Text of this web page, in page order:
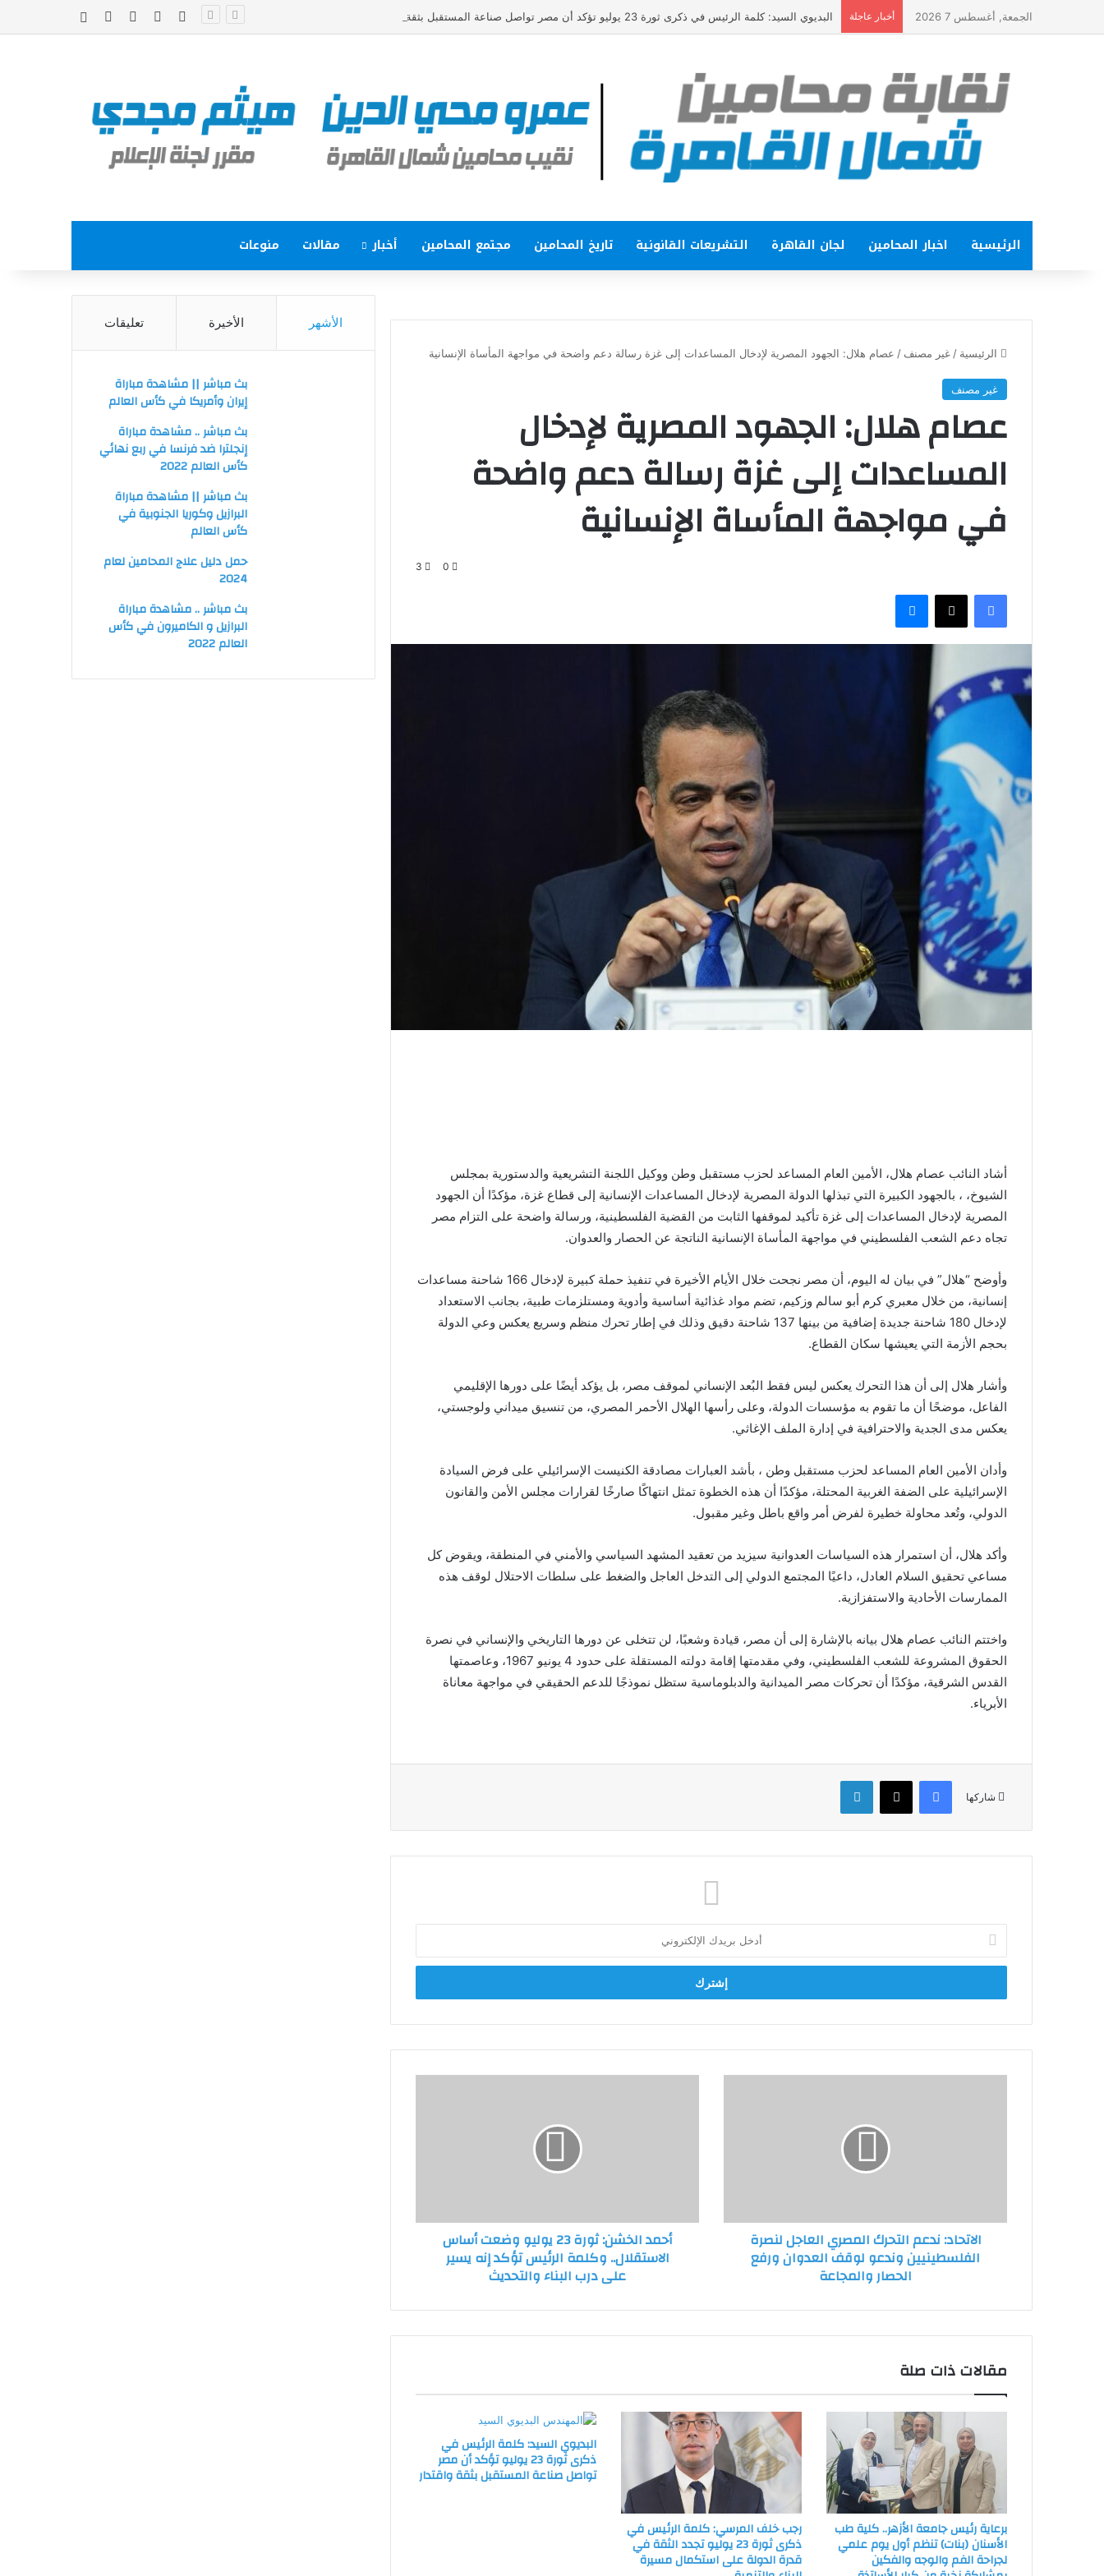
الجمعة, أغسطس 7 2026 أخبار عاجلة البديوي السيد: كلمة الرئيس في ذكرى ثورة 23 يوليو تؤكد أن مصر تواصل صناعة المستقبل بثقة واقتدار فيسبوك ‫YouTubeانستقرام
الرئيسية اخبار المحامين لجان القاهرة التشريعات القانونية تاريخ المحامين مجتمع المحامين أخبار مقالات منوعات
الرئيسية / غير مصنف / عصام هلال: الجهود المصرية لإدخال المساعدات إلى غزة رسالة دعم واضحة في مواجهة المأساة الإنسانية
غير مصنف
عصام هلال: الجهود المصرية لإدخال
المساعدات إلى غزة رسالة دعم واضحة
في مواجهة المأساة الإنسانية
0
3
فيسبوك ‫X ماسنجر
أشاد النائب عصام هلال، الأمين العام المساعد لحزب مستقبل وطن ووكيل اللجنة التشريعية والدستورية بمجلس
الشيوخ، ، بالجهود الكبيرة التي تبذلها الدولة المصرية لإدخال المساعدات الإنسانية إلى قطاع غزة، مؤكدًا أن الجهود
المصرية لإدخال المساعدات إلى غزة تأكيد لموقفها الثابت من القضية الفلسطينية، ورسالة واضحة على التزام مصر
تجاه دعم الشعب الفلسطيني في مواجهة المأساة الإنسانية الناتجة عن الحصار والعدوان.
وأوضح “هلال” في بيان له اليوم، أن مصر نجحت خلال الأيام الأخيرة في تنفيذ حملة كبيرة لإدخال 166 شاحنة مساعدات
إنسانية، من خلال معبري كرم أبو سالم وزكيم، تضم مواد غذائية أساسية وأدوية ومستلزمات طبية، بجانب الاستعداد
لإدخال 180 شاحنة جديدة إضافية من بينها 137 شاحنة دقيق وذلك في إطار تحرك منظم وسريع يعكس وعي الدولة
بحجم الأزمة التي يعيشها سكان القطاع.
وأشار هلال إلى أن هذا التحرك يعكس ليس فقط البُعد الإنساني لموقف مصر، بل يؤكد أيضًا على دورها الإقليمي
الفاعل، موضحًا أن ما تقوم به مؤسسات الدولة، وعلى رأسها الهلال الأحمر المصري، من تنسيق ميداني ولوجستي،
يعكس مدى الجدية والاحترافية في إدارة الملف الإغاثي.
وأدان الأمين العام المساعد لحزب مستقبل وطن ، بأشد العبارات مصادقة الكنيست الإسرائيلي على فرض السيادة
الإسرائيلية على الضفة الغربية المحتلة، مؤكدًا أن هذه الخطوة تمثل انتهاكًا صارخًا لقرارات مجلس الأمن والقانون
الدولي، وتُعد محاولة خطيرة لفرض أمر واقع باطل وغير مقبول.
وأكد هلال، أن استمرار هذه السياسات العدوانية سيزيد من تعقيد المشهد السياسي والأمني في المنطقة، ويقوض كل
مساعي تحقيق السلام العادل، داعيًا المجتمع الدولي إلى التدخل العاجل والضغط على سلطات الاحتلال لوقف هذه
الممارسات الأحادية والاستفزازية.
واختتم النائب عصام هلال بيانه بالإشارة إلى أن مصر، قيادة وشعبًا، لن تتخلى عن دورها التاريخي والإنساني في نصرة
الحقوق المشروعة للشعب الفلسطيني، وفي مقدمتها إقامة دولته المستقلة على حدود 4 يونيو 1967، وعاصمتها
القدس الشرقية، مؤكدًا أن تحركات مصر الميدانية والدبلوماسية ستظل نموذجًا للدعم الحقيقي في مواجهة معاناة
الأبرياء.
شاركها
فيسبوك ‫X لينكدإن
بريدك
الإلكتروني
لوقف
العدوانالاتحاد: ندعم التحرك المصري العاجل لنصرة
الفلسطينيين وندعو لوقف العدوان ورفع
الحصار والمجاعة
وكلمة
الرئيس
أحمد الخشن: ثورة 23 يوليو وضعت أساس
الاستقلال.. وكلمة الرئيس تؤكد إنه يسير
على درب البناء والتحديث
مقالات ذات صلة
برعاية رئيس جامعة الأزهر.. كلية طب
الأسنان (بنات) تنظم أول يوم علمي
لجراحة الفم والوجه والفكين
رجب خلف المرسي: كلمة الرئيس في
ذكرى ثورة 23 يوليو تجدد الثقة في
قدرة الدولة على استكمال مسيرة
البديوي السيد: كلمة الرئيس في
ذكرى ثورة 23 يوليو تؤكد أن مصر
تواصل صناعة المستقبل بثقة واقتدار
الأشهر الأخيرة تعليقات
بث مباشر || مشاهدة مباراة
إيران وأمريكا في كأس العالم
بث مباشر .. مشاهدة مباراة
إنجلترا ضد فرنسا في ربع نهائي
كأس العالم 2022
بث مباشر || مشاهدة مباراة
البرازيل وكوريا الجنوبية في
كأس العالم
حمل دليل علاج المحامين لعام
2024
بث مباشر .. مشاهدة مباراة
البرازيل و الكاميرون في كأس
العالم 2022